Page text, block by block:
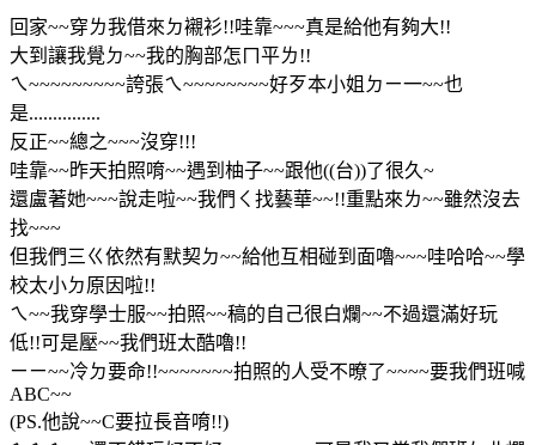
回家~~穿ㄌ我借來ㄉ襯衫!!哇靠~~~真是給他有夠大!!
大到讓我覺ㄉ~~我的胸部怎ㄇ平ㄌ!!
ㄟ~~~~~~~~~誇張ㄟ~~~~~~~~好歹本小姐ㄉㄧ一~~也
是...............
反正~~總之~~~沒穿!!!
哇靠~~昨天拍照唷~~遇到柚子~~跟他((台))了很久~
還盧著她~~~說走啦~~我們ㄑ找藝華~~!!重點來ㄌ~~雖然沒去
找~~~
但我們三ㄍ依然有默契ㄉ~~給他互相碰到面嚕~~~哇哈哈~~學
校太小ㄉ原因啦!!
ㄟ~~我穿學士服~~拍照~~稿的自己很白爛~~不過還滿好玩
低!!可是壓~~我們班太酷嚕!!
ㄧㄧ~~冷ㄉ要命!!~~~~~~~拍照的人受不暸了~~~~要我們班喊
ABC~~
(PS.他說~~C要拉長音唷!!)